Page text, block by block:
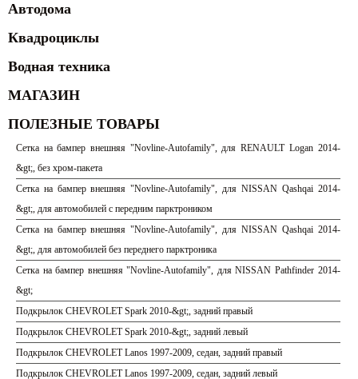
Автодома
Квадроциклы
Водная техника
МАГАЗИН
ПОЛЕЗНЫЕ ТОВАРЫ
Сетка на бампер внешняя "Novline-Autofamily", для RENAULT Logan 2014-
&gt;, без хром-пакета
Сетка на бампер внешняя "Novline-Autofamily", для NISSAN Qashqai 2014-
&gt;, для автомобилей с передним парктроником
Сетка на бампер внешняя "Novline-Autofamily", для NISSAN Qashqai 2014-
&gt;, для автомобилей без переднего парктроника
Сетка на бампер внешняя "Novline-Autofamily", для NISSAN Pathfinder 2014-
&gt;
Подкрылок CHEVROLET Spark 2010-&gt;, задний правый
Подкрылок CHEVROLET Spark 2010-&gt;, задний левый
Подкрылок CHEVROLET Lanos 1997-2009, седан, задний правый
Подкрылок CHEVROLET Lanos 1997-2009, седан, задний левый